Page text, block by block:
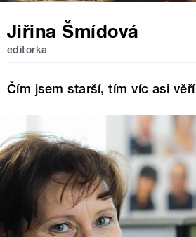
Jiřina Šmídová
editorka
Čím jsem starší, tím víc asi